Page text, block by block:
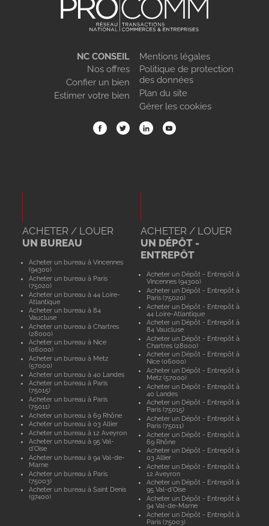
NC CONSEIL
Nos offres
Confier un bien
Estimer votre bien
Mentions légales
Politique de protection
des données
Plan du site
Gérer les cookies
ACHETER / LOUER
UN BUREAU
Acheter un bureau à Vincennes
(94300)
Acheter un bureau à Paris
(75020)
Acheter un bureau à 44 Loire-
Atlantique
Acheter un bureau à 84
Vaucluse
Acheter un bureau à Chartres
(28000)
Acheter un bureau à Nice
(06000)
Acheter un bureau à Metz
(57000)
Acheter un bureau à 40 Landes
Acheter un bureau à Paris
(75015)
Acheter un bureau à Paris
(75011)
Acheter un bureau à 69 Rhône
Acheter un bureau à 03 Allier
Acheter un bureau à 12 Aveyron
Acheter un bureau à 95 Val-
d'Oise
Acheter un bureau à 94 Val-de-
Marne
Acheter un bureau à Paris
(75003)
Acheter un bureau à Saint Denis
(97400)
ACHETER / LOUER
UN DÉPÔT -
ENTREPÔT
Acheter un Dépôt - Entrepôt à
Vincennes (94300)
Acheter un Dépôt - Entrepôt à
Paris (75020)
Acheter un Dépôt - Entrepôt à
44 Loire-Atlantique
Acheter un Dépôt - Entrepôt à
84 Vaucluse
Acheter un Dépôt - Entrepôt à
Chartres (28000)
Acheter un Dépôt - Entrepôt à
Nice (06000)
Acheter un Dépôt - Entrepôt à
Metz (57000)
Acheter un Dépôt - Entrepôt à
40 Landes
Acheter un Dépôt - Entrepôt à
Paris (75015)
Acheter un Dépôt - Entrepôt à
Paris (75011)
Acheter un Dépôt - Entrepôt à
69 Rhône
Acheter un Dépôt - Entrepôt à
03 Allier
Acheter un Dépôt - Entrepôt à
12 Aveyron
Acheter un Dépôt - Entrepôt à
95 Val-d'Oise
Acheter un Dépôt - Entrepôt à
94 Val-de-Marne
Acheter un Dépôt - Entrepôt à
Paris (75003)